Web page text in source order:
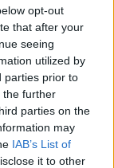
opt-out
that after your
seeing
utilized by
parties prior to
the further
parties on the
may
IAB’s List of
it to other
επίδομα
– Πότε